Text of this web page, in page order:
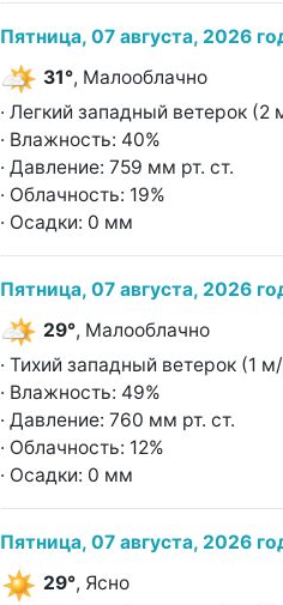
Пятница, 07 августа, 2026
31°, Малооблачно
· Легкий западный ветерок (2
· Влажность: 40%
· Давление: 759 мм рт. ст.
· Облачность: 19%
· Осадки: 0 мм
Пятница, 07 августа, 2026
29°, Малооблачно
· Тихий западный ветерок (1
· Влажность: 49%
· Давление: 760 мм рт. ст.
· Облачность: 12%
· Осадки: 0 мм
Пятница, 07 августа, 2026
29°, Ясно